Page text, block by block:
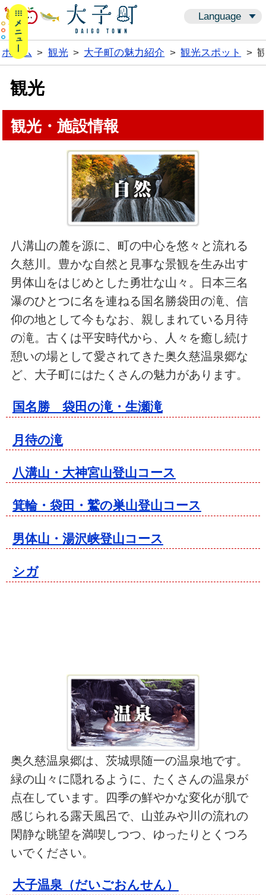
Language
メニューボタン
ホーム > 観光 > 大子町の魅力紹介 > 観光スポット >
観光
観光・施設情報
八溝山の麓を源に、町の中心を悠々と流れる
久慈川。豊かな自然と見事な景観を生み出す
男体山をはじめとした勇壮な山々。日本三名
瀑のひとつに名を連ねる国名勝袋田の滝、信
仰の地として今もなお、親しまれている月待
の滝。古くは平安時代から、人々を癒し続け
憩いの場として愛されてきた奥久慈温泉郷な
ど、大子町にはたくさんの魅力があります。
国名勝 袋田の滝・生瀬滝
月待の滝
八溝山・大神宮山登山コース
箕輪・袋田・鷲の巣山登山コース
男体山・湯沢峡登山コース
シガ
奥久慈温泉郷は、茨城県随一の温泉地です。
緑の山々に隠れるように、たくさんの温泉が
点在しています。四季の鮮やかな変化が肌で
感じられる露天風呂で、山並みや川の流れの
閑静な眺望を満喫しつつ、ゆったりとくつろ
いでください。
大子温泉（だいごおんせん）